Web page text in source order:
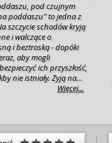
pod czujnym
poddaszu" to jedna z
szczycie schodów kryją
i walczące o
i beztroską - dopóki
aby mogli
ich przyszłość,
nie istniały. Żyją na
w jakim przyjdzie im
Więcej...